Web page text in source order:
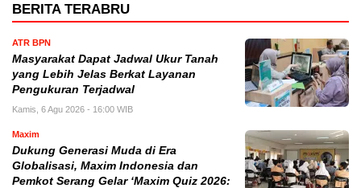
BERITA TERABRU
ATR BPN
Masyarakat Dapat Jadwal Ukur Tanah
yang Lebih Jelas Berkat Layanan
Pengukuran Terjadwal
Kamis, 6 Agu 2026 - 16:00 WIB
Maxim
Dukung Generasi Muda di Era
Globalisasi, Maxim Indonesia dan
Pemkot Serang Gelar ‘Maxim Quiz 2026: